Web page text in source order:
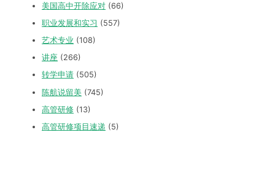
美国高中开除应对 (66)
职业发展和实习 (557)
艺术专业 (108)
讲座 (266)
转学申请 (505)
陈航说留美 (745)
高管研修 (13)
高管研修项目速递 (5)